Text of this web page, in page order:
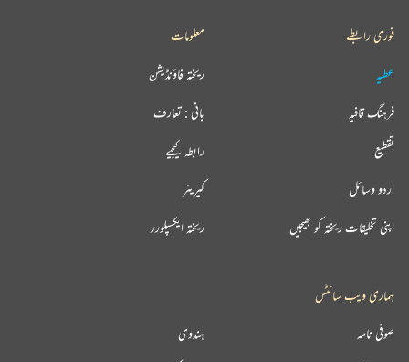
فوری رابطے
عطیہ
فرہنگ قافیہ
تقطیع
اردو وسائل
اپنی تخلیقات ریختہ کو بھیجیں
معلومات
ریختہ فاؤنڈیشن
بانی : تعارف
رابطہ کیجیے
کیریئر
ریختہ ایکسپلورر
ہماری ویب سائٹس
ہندوی صوفی نامہ